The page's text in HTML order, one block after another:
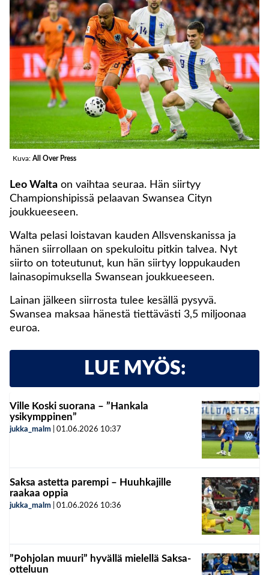
Kuva: All Over Press
Leo Walta on vaihtaa seuraa. Hän siirtyy
Championshipissä pelaavan Swansea Cityn
joukkueeseen.
Walta pelasi loistavan kauden Allsvenskanissa ja
hänen siirrollaan on spekuloitu pitkin talvea. Nyt
siirto on toteutunut, kun hän siirtyy loppukauden
lainasopimuksella Swansean joukkueeseen.
Lainan jälkeen siirrosta tulee kesällä pysyvä.
Swansea maksaa hänestä tiettävästi 3,5 miljoonaa
euroa.
LUE MYÖS:
Ville Koski suorana – ”Hankala
ysikymppinen”
jukka_malm 01.06.2026 10:37
Saksa astetta parempi – Huuhkajille
raakaa oppia
jukka_malm 01.06.2026 10:36
”Pohjolan muuri” hyvällä mielellä Saksa-
otteluun